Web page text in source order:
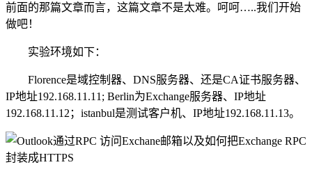
前面的那篇文章而言，这篇文章不是太难。呵呵…..我们开始
做吧！
实验环境如下：
Florence是域控制器、DNS服务器、还是CA证书服务器、
IP地址192.168.11.11; Berlin为Exchange服务器、IP地址
192.168.11.12；istanbul是测试客户机、IP地址192.168.11.13。